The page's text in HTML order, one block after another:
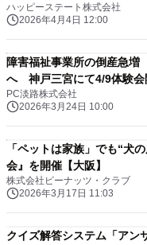
ハッピーステート株式会社
2026年4月4日 12:00
障害福祉事業所の倒産急
へ 神戸三宮にて4/9体験会
PC淡路株式会社
2026年3月24日 10:00
「ペットは家族」でも“犬
会』を開催【大阪】
株式会社ピーナッツ・クラブ
2026年3月17日 11:03
クイズ解答システム「アン